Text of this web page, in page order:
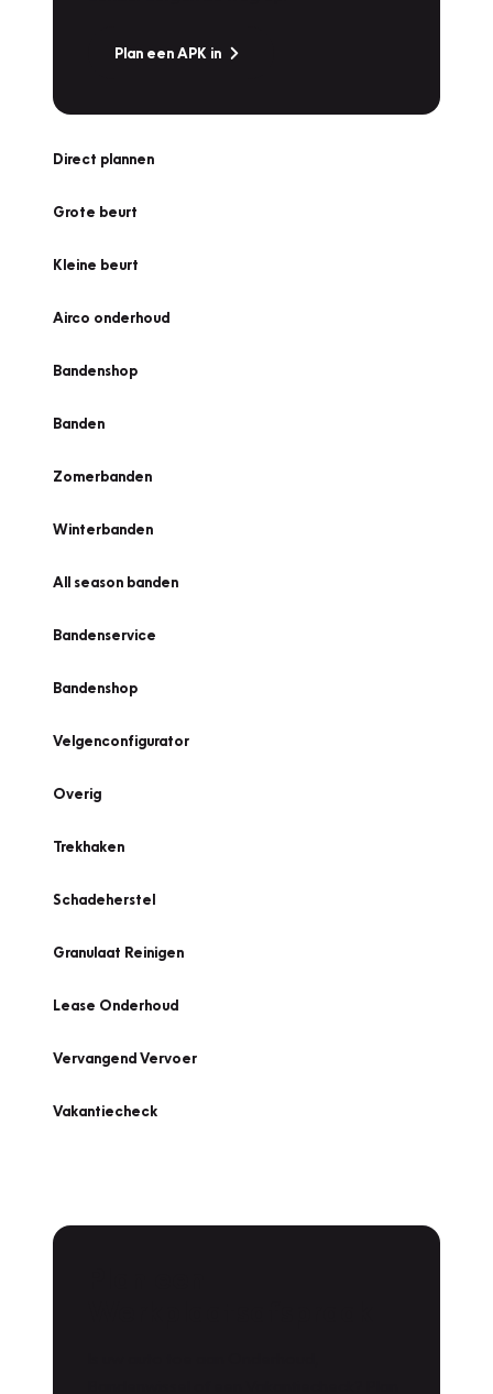
Plan een APK in
Direct plannen
Grote beurt
Kleine beurt
Airco onderhoud
Bandenshop
Banden
Zomerbanden
Winterbanden
All season banden
Bandenservice
Bandenshop
Velgenconfigurator
Overig
Trekhaken
Schadeherstel
Granulaat Reinigen
Lease Onderhoud
Vervangend Vervoer
Vakantiecheck